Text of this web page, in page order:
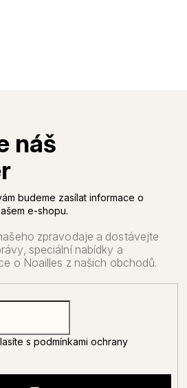
budeme zasílat informace o
e-shopu.
s podmínkami ochrany